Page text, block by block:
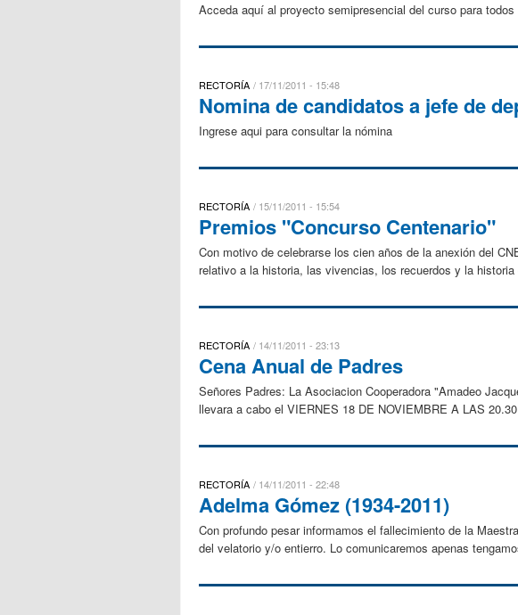
Acceda aquí al proyecto semipresencial del curso para
RECTORÍA 17/11/2011 - 15:48
Nomina de candidatos a jefe de
Ingrese aqui para consultar la nómina
RECTORÍA 15/11/2011 - 15:54
Premios "Concurso Centenario"
Con motivo de celebrarse los cien años de la anexión del
relativo a la historia, las vivencias, los recuerdos y la
RECTORÍA 14/11/2011 - 23:13
Cena Anual de Padres
Señores Padres: La Asociacion Cooperadora "Amadeo
llevara a cabo el VIERNES 18 DE NOVIEMBRE A LAS
RECTORÍA 14/11/2011 - 22:48
Adelma Gómez (1934-2011)
Con profundo pesar informamos el fallecimiento de la
del velatorio y/o entierro. Lo comunicaremos apenas